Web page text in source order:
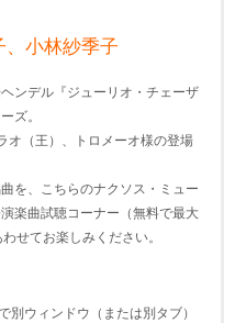
小林紗季子
ンデル『ジューリオ・チェーザ
ズ。
オ（王）、トロメーオ様の登場
を、こちらのナクソス・ミュー
楽曲試聴コーナー（無料で最大
せてお楽しみください。
ウィンドウ（または別タブ）